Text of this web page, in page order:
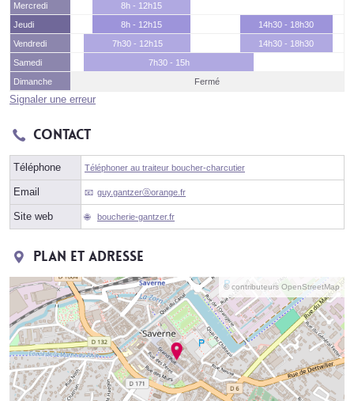
Mercredi
8h - 12h15
Jeudi
8h - 12h15
14h30 - 18h30
Vendredi
7h30 - 12h15
14h30 - 18h30
Samedi
7h30 - 15h
Dimanche
Fermé
Signaler une erreur
Contact
Téléphone Téléphoner au traiteur boucher-charcutier
Email guy.gantzerⓐorange.fr
Site web boucherie-gantzer.fr
Plan et adresse
© contributeurs OpenStreetMap